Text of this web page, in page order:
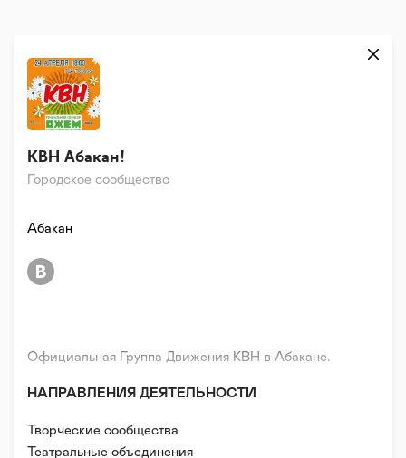
Городское сообщество
КВН Абакан!
Официальная Группа Движения КВН в Абакане.
НАПРАВЛЕНИЯ ДЕЯТЕЛЬНОСТИ
Творческие сообщества
Театральные объединения
Абакан